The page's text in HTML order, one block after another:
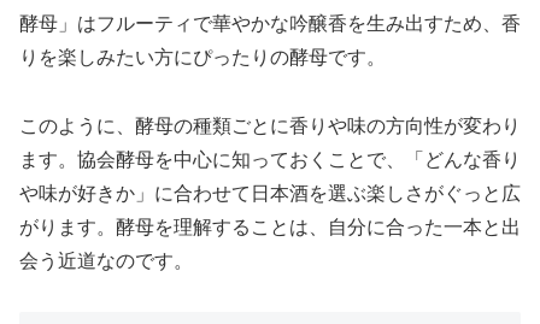
酵母」はフルーティで華やかな吟醸香を生み出すため、香
りを楽しみたい方にぴったりの酵母です。
このように、酵母の種類ごとに香りや味の方向性が変わり
ます。協会酵母を中心に知っておくことで、「どんな香り
や味が好きか」に合わせて日本酒を選ぶ楽しさがぐっと広
がります。酵母を理解することは、自分に合った一本と出
会う近道なのです。